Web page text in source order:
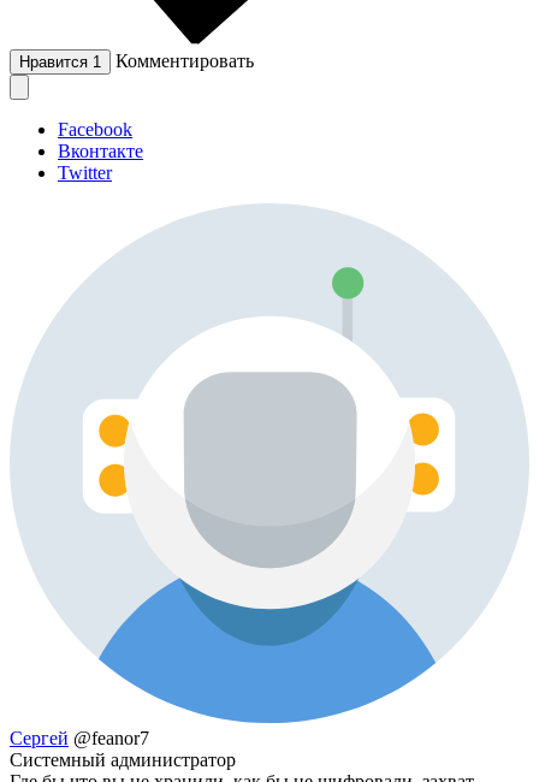
Нравится 1 Комментировать
Facebook
Вконтакте
Twitter
Сергей @feanor7
Системный администратор